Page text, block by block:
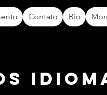
Contato Bio